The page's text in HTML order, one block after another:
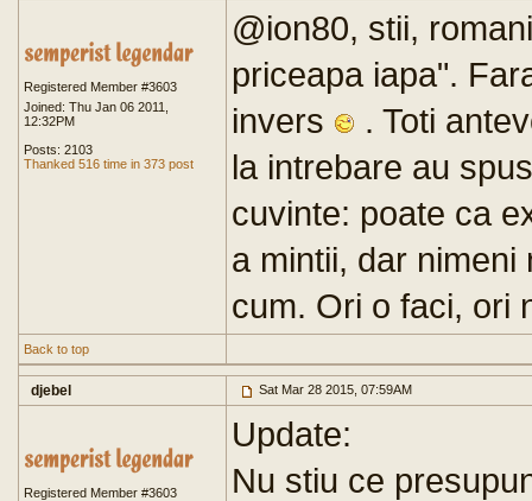
Registered Member #3603
Joined: Thu Jan 06 2011,
12:32PM
Posts: 2103
Thanked 516 time in 373 post
@ion80, stii,
priceapa iapa".
invers
. Toti
la intrebare au
cuvinte: poate ca
a mintii, dar
cum. Ori o faci, ori
Back to top
djebel Sat Mar 28 2015, 07:59AM
Registered Member #3603
Update:
Nu stiu ce